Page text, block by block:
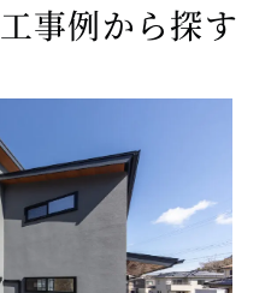
事例から探す